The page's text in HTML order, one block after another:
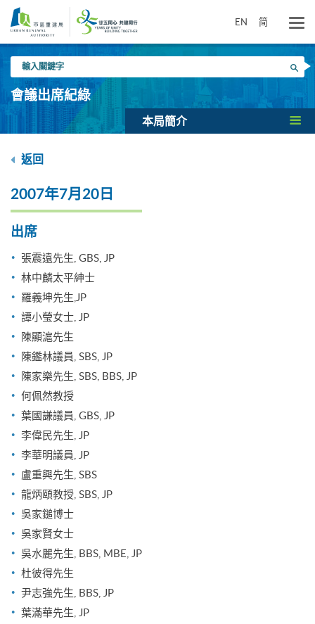
要
EN 简
入
關
鍵
搜尋
會議出席紀綠
本局簡介
返回
2007年7月20日
出席
張震遠先生, GBS, JP
林中麟太平紳士
羅義坤先生,JP
譚小瑩女士, JP
陳顯滬先生
陳鑑林議員, SBS, JP
陳家樂先生, SBS, BBS, JP
何佩然教授
葉國謙議員, GBS, JP
李偉民先生, JP
李華明議員, JP
盧重興先生, SBS
龍炳頤教授, SBS, JP
吳家鎚博士
吳家賢女士
吳水麗先生, BBS, MBE, JP
杜彼得先生
尹志強先生, BBS, JP
葉滿華先生, JP